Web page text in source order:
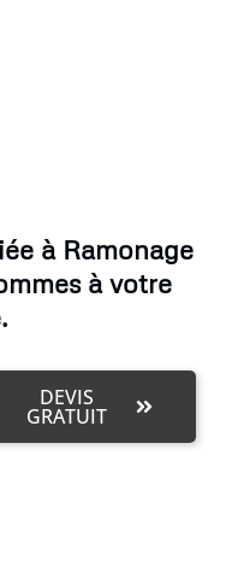
à Ramonage
à votre
DEVIS
GRATUIT